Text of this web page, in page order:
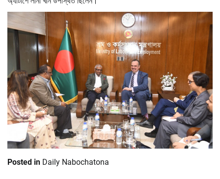
Posted in Daily Nabochatona